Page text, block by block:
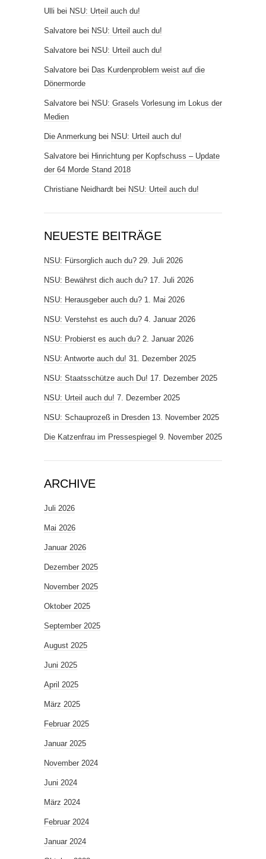
Ulli bei NSU: Urteil auch du!
Salvatore bei NSU: Urteil auch du!
Salvatore bei NSU: Urteil auch du!
Salvatore bei Das Kurdenproblem weist auf die
Dönermorde
Salvatore bei NSU: Grasels Vorlesung im Lokus der
Medien
Die Anmerkung bei NSU: Urteil auch du!
Salvatore bei Hinrichtung per Kopfschuss – Update
der 64 Morde Stand 2018
Christiane Neidhardt bei NSU: Urteil auch du!
NEUESTE BEITRÄGE
NSU: Fürsorglich auch du? 29. Juli 2026
NSU: Bewährst dich auch du? 17. Juli 2026
NSU: Herausgeber auch du? 1. Mai 2026
NSU: Verstehst es auch du? 4. Januar 2026
NSU: Probierst es auch du? 2. Januar 2026
NSU: Antworte auch du! 31. Dezember 2025
NSU: Staatsschütze auch Du! 17. Dezember 2025
NSU: Urteil auch du! 7. Dezember 2025
NSU: Schauprozeß in Dresden 13. November 2025
Die Katzenfrau im Pressespiegel 9. November 2025
ARCHIVE
Juli 2026
Mai 2026
Januar 2026
Dezember 2025
November 2025
Oktober 2025
September 2025
August 2025
Juni 2025
April 2025
März 2025
Februar 2025
Januar 2025
November 2024
Juni 2024
März 2024
Februar 2024
Januar 2024